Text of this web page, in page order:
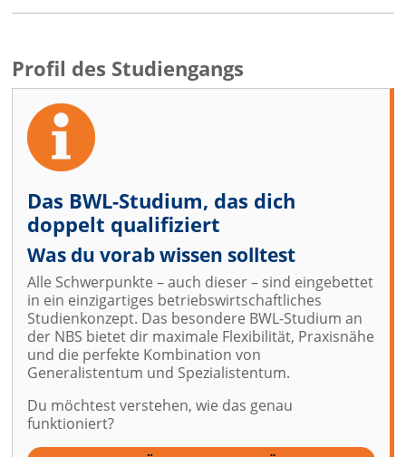
Profil des Studiengangs
Das BWL-Studium, das dich
doppelt qualifiziert
Was du vorab wissen solltest
Alle Schwerpunkte – auch dieser – sind eingebettet
in ein einzigartiges betriebswirtschaftliches
Studienkonzept. Das besondere BWL-Studium an
der NBS bietet dir maximale Flexibilität, Praxisnähe
und die perfekte Kombination von
Generalistentum und Spezialistentum.
Du möchtest verstehen, wie das genau
funktioniert?